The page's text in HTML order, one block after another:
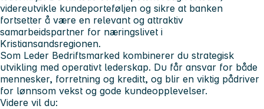
videreutvikle kundeporteføljen og sikre at banken
fortsetter å være en relevant og attraktiv
samarbeidspartner for næringslivet i
Kristiansandsregionen.
Som Leder Bedriftsmarked kombinerer du strategisk
utvikling med operativt lederskap. Du får ansvar for både
mennesker, forretning og kreditt, og blir en viktig pådriver
for lønnsom vekst og gode kundeopplevelser.
Videre vil du: